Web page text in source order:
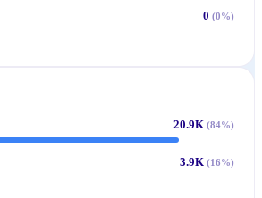
0 (0%)
20.9K (84%)
3.9K (16%)